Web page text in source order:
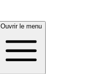
Ouvrir le menu